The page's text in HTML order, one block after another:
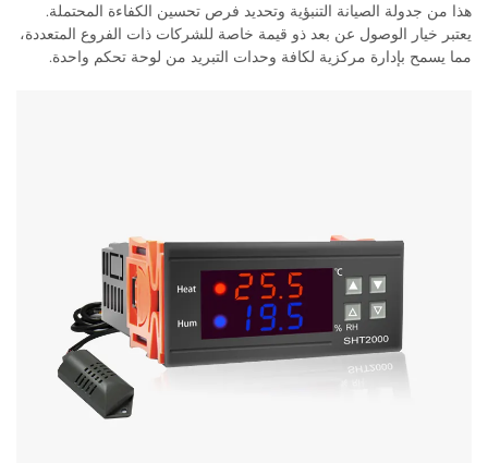
هذا من جدولة الصيانة التنبؤية وتحديد فرص تحسين الكفاءة المحتملة.
يعتبر خيار الوصول عن بعد ذو قيمة خاصة للشركات ذات الفروع المتعددة،
مما يسمح بإدارة مركزية لكافة وحدات التبريد من لوحة تحكم واحدة.